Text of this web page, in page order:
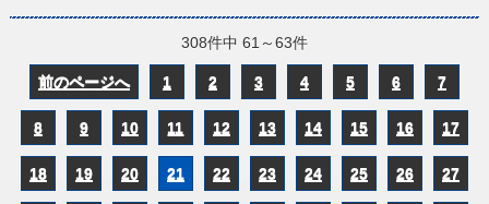
308件中 61～63件
前のページへ 1 2 3 4 5 6 7
8 9 10 11 12 13 14 15 16 17
18 19 20 21 22 23 24 25 26 27